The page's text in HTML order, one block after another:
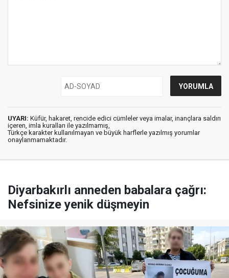
UYARI: Küfür, hakaret, rencide edici cümleler veya imalar, inançlara saldırı
içeren, imla kuralları ile yazılmamış,
Türkçe karakter kullanılmayan ve büyük harflerle yazılmış yorumlar
onaylanmamaktadır.
Diyarbakırlı anneden babalara çağrı:
Nefsinize yenik düşmeyin